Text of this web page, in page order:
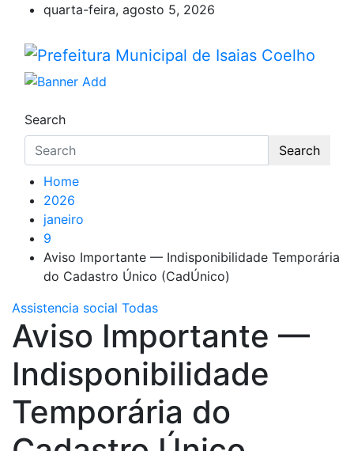
content
quarta-feira, agosto 5, 2026
Prefeitura Municipal de
Prefeitura de Isaias Coelho – Piauí – Brasil
Search
Search
Home
2026
janeiro
9
Aviso Importante — Indisponibilidade Temporária
do Cadastro Único (CadÚnico)
Assistencia social Todas
Aviso Importante —
Indisponibilidade
Temporária do